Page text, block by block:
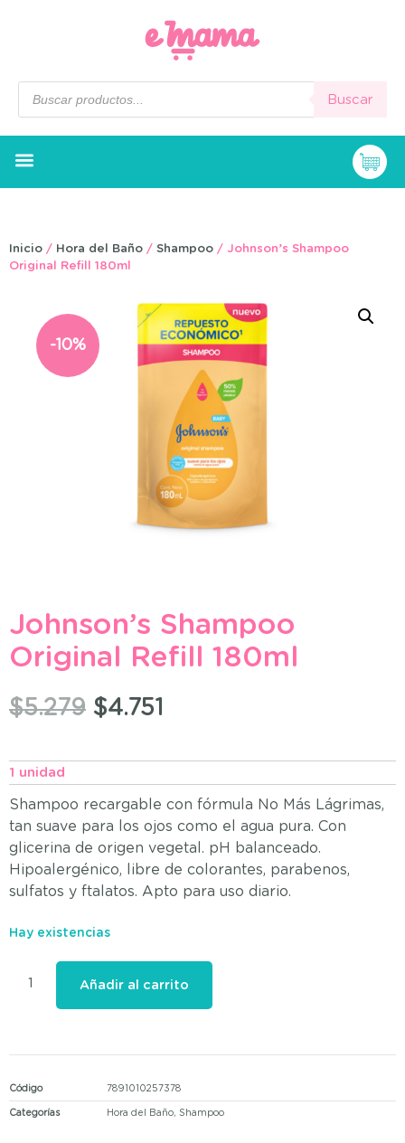
Buscar
Inicio / Hora del Baño / Shampoo / Johnson’s Shampoo
Original Refill 180ml
-10%
Johnson’s Shampoo
Original Refill 180ml
$5.279 $4.751
1 unidad
Shampoo recargable con fórmula No Más Lágrimas,
tan suave para los ojos como el agua pura. Con
glicerina de origen vegetal. pH balanceado.
Hipoalergénico, libre de colorantes, parabenos,
sulfatos y ftalatos. Apto para uso diario.
Hay existencias
Añadir al carrito
Código 7891010257378
Categorías Hora del Baño, Shampoo